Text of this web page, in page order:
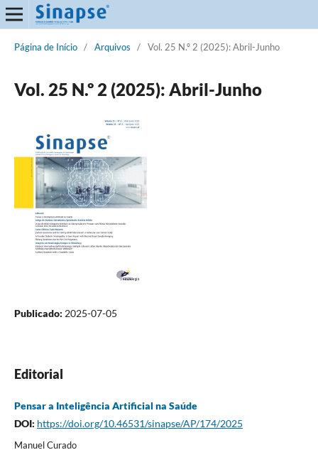
Página de Início / Arquivos / Vol. 25 N.º 2 (2025): Abril-Junho
Vol. 25 N.º 2 (2025): Abril-Junho
Publicado: 2025-07-05
Editorial
Pensar a Inteligência Artificial na Saúde
DOI: https://doi.org/10.46531/sinapse/AP/174/2025
Manuel Curado